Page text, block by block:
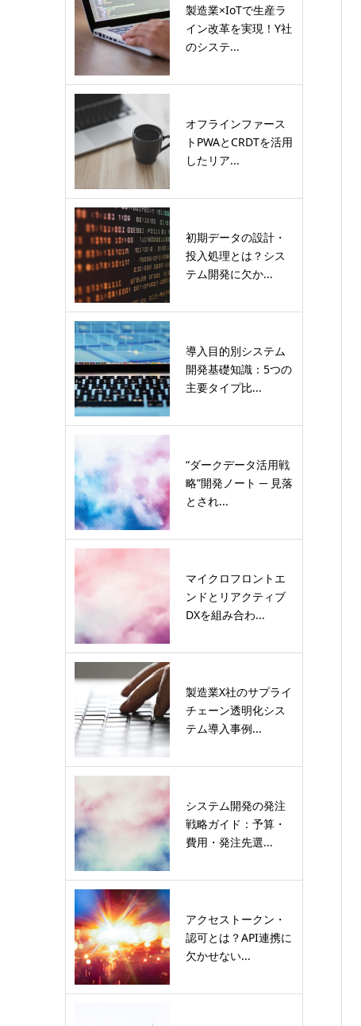
製造業×IoTで生産ラ
イン改革を実現！Y社
のシステ...
オフラインファース
トPWAとCRDTを活用
したリア...
初期データの設計・
投入処理とは？シス
テム開発に欠か...
導入目的別システム
開発基礎知識：5つの
主要タイプ比...
“ダークデータ活用戦
略”開発ノート ─ 見落
とされ...
マイクロフロントエ
ンドとリアクティブ
DXを組み合わ...
製造業X社のサプライ
チェーン透明化シス
テム導入事例...
システム開発の発注
戦略ガイド：予算・
費用・発注先選...
アクセストークン・
認可とは？API連携に
欠かせない...